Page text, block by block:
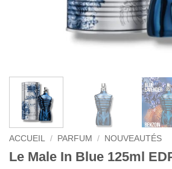
ACCUEIL / PARFUM / NOUVEAUTÉS
Le Male In Blue 125ml